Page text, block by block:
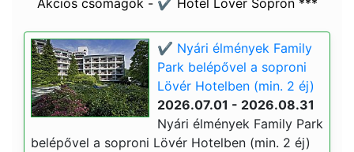
Akciós csomagok - ✔️ Hotel Lövér Sopron ***
✔️ Nyári élmények Family
Park belépővel a soproni
Lövér Hotelben (min. 2 éj)
2026.07.01 - 2026.08.31
Nyári élmények Family Park
belépővel a soproni Lövér Hotelben (min. 2 éj)